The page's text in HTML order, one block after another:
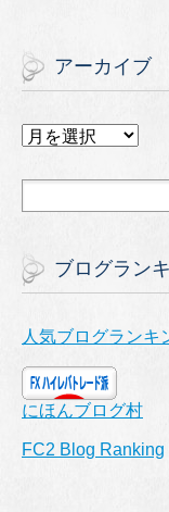
アーカイブ
ア
カ
ブログラン
人気ブログランキ
にほんブログ村
FC2 Blog Ranking